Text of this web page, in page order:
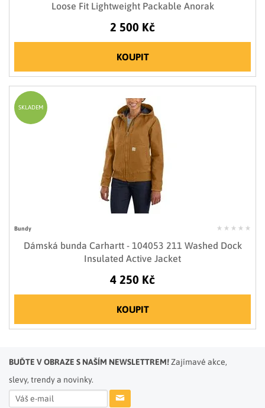
Loose Fit Lightweight Packable Anorak
2 500 Kč
KOUPIT
Bundy
Dámská bunda Carhartt - 104053 211 Washed Dock
Insulated Active Jacket
4 250 Kč
KOUPIT
SKLADEM
BUĎTE V OBRAZE S NAŠÍM NEWSLETTREM!Zajímavé akce,
slevy, trendy a novinky.